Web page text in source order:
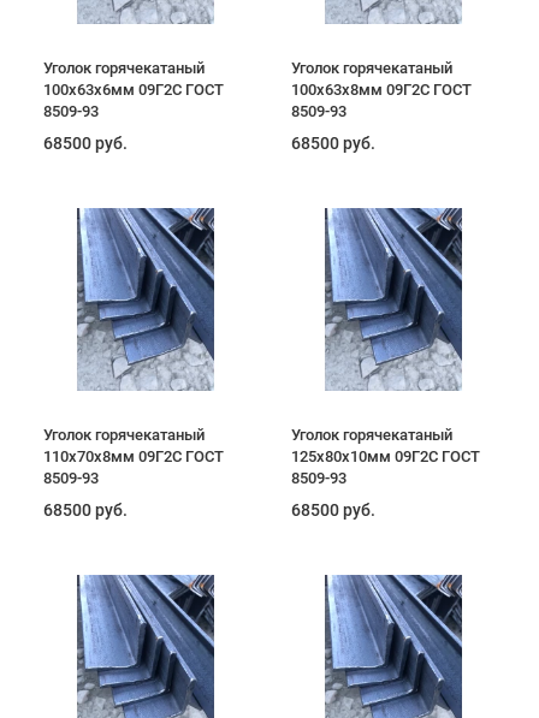
Уголок горячекатаный
100х63х6мм 09Г2С ГОСТ
8509-93
68500 руб.
Уголок горячекатаный
100х63х8мм 09Г2С ГОСТ
8509-93
68500 руб.
Уголок горячекатаный
110х70х8мм 09Г2С ГОСТ
8509-93
68500 руб.
Уголок горячекатаный
125х80х10мм 09Г2С ГОСТ
8509-93
68500 руб.